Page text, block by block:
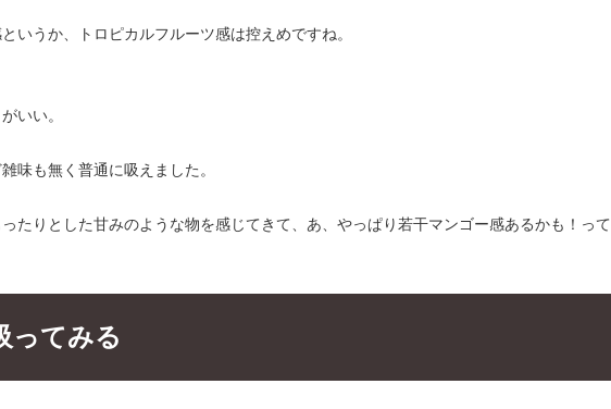
いうか、トロピカルフルーツ感は控えめですね。
いい。
味も無く普通に吸えました。
たりとした甘みのような物を感じてきて、あ、やっぱり若干マンゴー感あるかも！って
ってみる